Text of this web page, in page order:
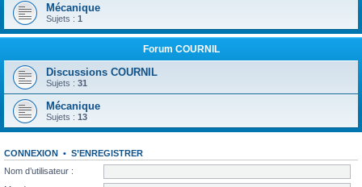
Mécanique
Sujets : 1
Forum COURNIL
Discussions COURNIL
Sujets : 31
Mécanique
Sujets : 13
CONNEXION • S’ENREGISTRER
Nom d’utilisateur :